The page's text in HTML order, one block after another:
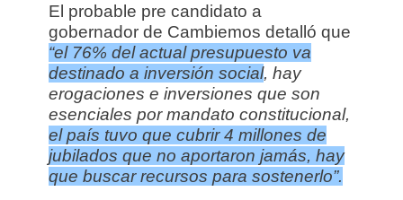
El probable pre candidato a
gobernador de Cambiemos detalló que
“el 76% del actual presupuesto va
destinado a inversión social, hay
erogaciones e inversiones que son
esenciales por mandato constitucional,
el país tuvo que cubrir 4 millones de
jubilados que no aportaron jamás, hay
que buscar recursos para sostenerlo”.